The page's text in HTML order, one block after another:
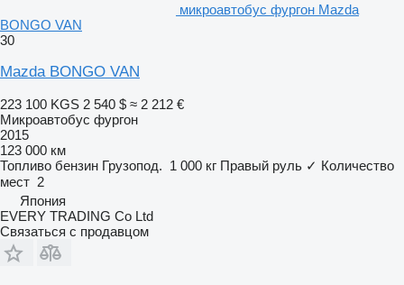
микроавтобус фургон Mazda
BONGO VAN
30
Mazda BONGO VAN
223 100 KGS 2 540 $ ≈ 2 212 €
Микроавтобус фургон
2015
123 000 км
Топливо бензин Грузопод. 1 000 кг Правый руль ✓ Количество
мест 2
Япония
EVERY TRADING Co Ltd
Связаться с продавцом